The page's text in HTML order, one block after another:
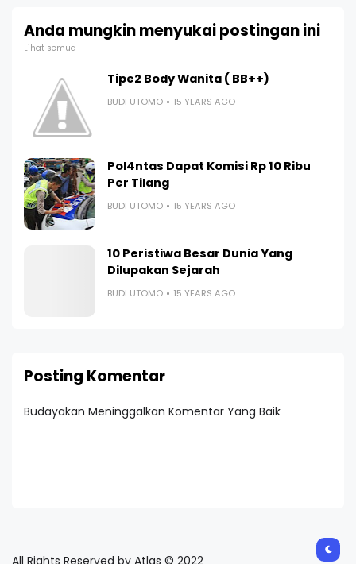
Anda mungkin menyukai postingan ini
Lihat semua
Tipe2 Body Wanita ( BB++)
BUDI UTOMO 15 YEARS AGO
Pol4ntas Dapat Komisi Rp 10 Ribu
Per Tilang
BUDI UTOMO 15 YEARS AGO
10 Peristiwa Besar Dunia Yang
Dilupakan Sejarah
BUDI UTOMO 15 YEARS AGO
Posting Komentar
Budayakan Meninggalkan Komentar Yang Baik